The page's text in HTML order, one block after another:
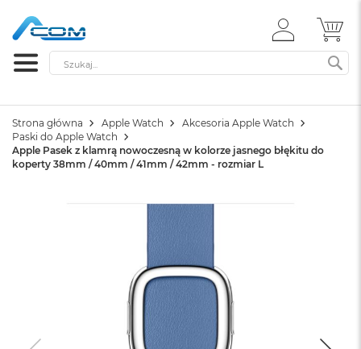
ZALOGUJ
SIĘ
Szukaj
Strona główna Apple Watch
Akcesoria Apple Watch
Paski do Apple Watch
Apple Pasek z klamrą nowoczesną w kolorze jasnego błękitu do
koperty 38mm / 40mm / 41mm / 42mm - rozmiar L